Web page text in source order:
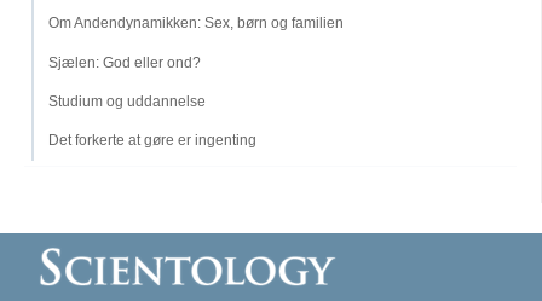
Om Andendynamikken: Sex, børn og familien
Sjælen: God eller ond?
Studium og uddannelse
Det forkerte at gøre er ingenting